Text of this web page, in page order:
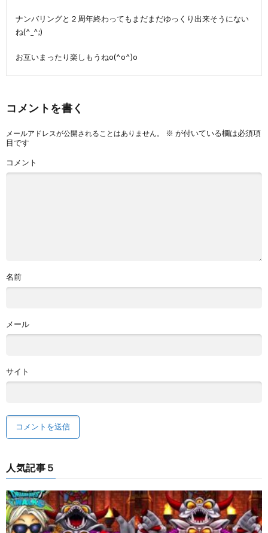
ナンバリングと２周年終わってもまだまだゆっくり出来そうにない
ね(^_^;)
お互いまったり楽しもうねo(^o^)o
コメントを書く
メールアドレスが公開されることはありません。 ※ が付いている欄は必須項
目です
コメント
名前
メール
サイト
人気記事５